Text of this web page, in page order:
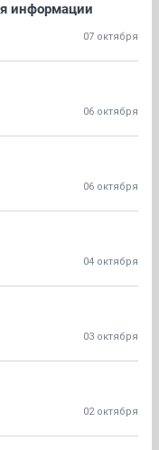
информации
07 октября
06 октября
06 октября
04 октября
03 октября
02 октября